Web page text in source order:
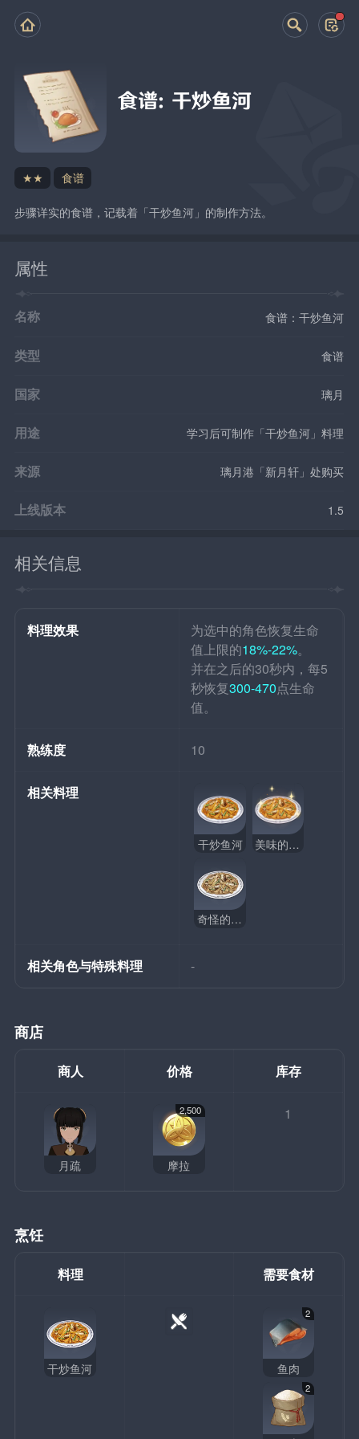
食谱：干炒鱼河
★★ 食谱
步骤详实的食谱，记载着「干炒鱼河」的制作方法。
属性
名称 食谱：干炒鱼河
类型 食谱
国家 璃月
用途 学习后可制作「干炒鱼河」料理
来源 璃月港「新月轩」处购买
上线版本 1.5
相关信息
料理效果
为选中的角色恢复生命
值上限的18%-22%。
并在之后的30秒内，每5
秒恢复300-470点生命
值。
熟练度 10
相关料理
干炒鱼河 美味的干炒鱼河
奇怪的干炒鱼河
相关角色与特殊料理 -
商店
商人 价格 库存
月疏
2,500
摩拉
1
烹饪
料理 需要食材
干炒鱼河
2
鱼肉
2